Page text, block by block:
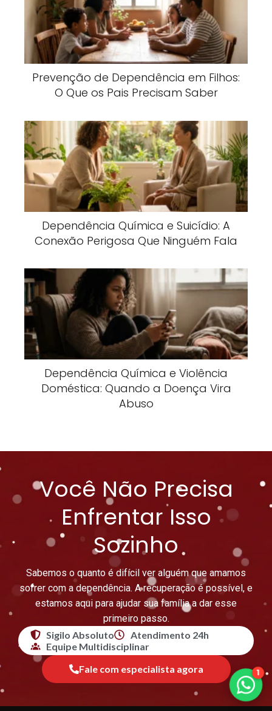
Prevenção de Dependência em Filhos:
O Que os Pais Precisam Saber
Dependência Química e Suicídio: A
Conexão Perigosa Que Ninguém Fala
Dependência Química e Violência
Doméstica: Quando a Doença Vira
Abuso
Você Não Precisa
Enfrentar Isso
Sozinho
Sabemos o quanto é difícil ver alguém que amamos
sofrer com a dependência. A recuperação é possível, e
estamos aqui para ajudar sua família a dar esse
primeiro passo.
Sigilo Absoluto
Atendimento 24h
Equipe Multidisciplinar
Fale com especialista agora
1